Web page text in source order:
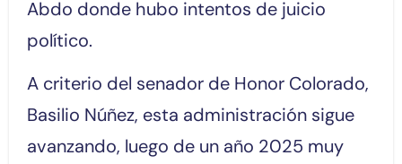
Abdo donde hubo intentos de juicio
político.
A criterio del senador de Honor Colorado,
Basilio Núñez, esta administración sigue
avanzando, luego de un año 2025 muy